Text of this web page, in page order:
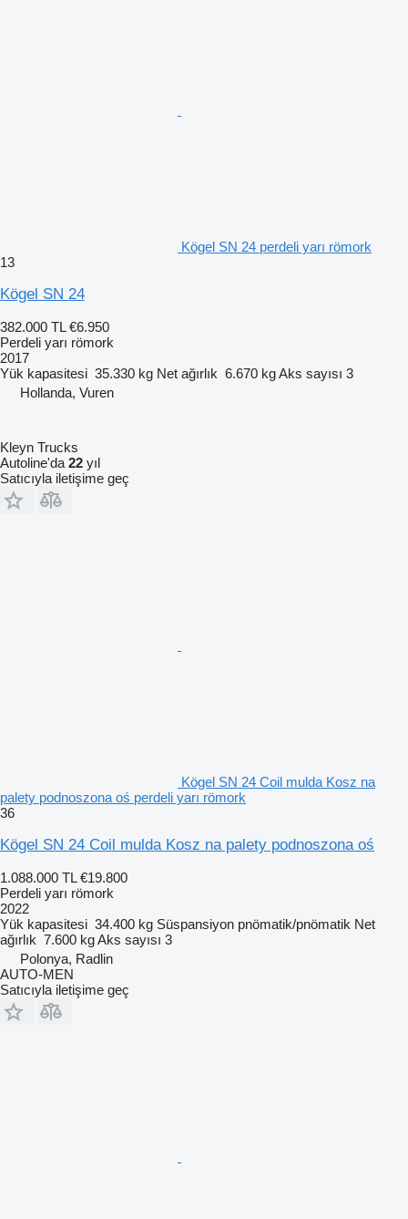
Kögel SN 24 perdeli yarı römork
13
Kögel SN 24
382.000 TL €6.950
Perdeli yarı römork
2017
Yük kapasitesi 35.330 kg Net ağırlık 6.670 kgAks sayısı 3
Hollanda, Vuren
Kleyn Trucks
Autoline'da 22 yıl
Satıcıyla iletişime geç
Kögel SN 24 Coil mulda Kosz na
palety podnoszona oś perdeli yarı römork
36
Kögel SN 24 Coil mulda Kosz na palety podnoszona oś
1.088.000 TL €19.800
Perdeli yarı römork
2022
Yük kapasitesi 34.400 kg Süspansiyon pnömatik/pnömatik Net
ağırlık 7.600 kgAks sayısı 3
Polonya, Radlin
AUTO-MEN
Satıcıyla iletişime geç